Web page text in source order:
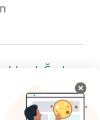
pestaña
nueva pestaña
en una nueva
se abre en
Česko
pestaña
nueva pestaña
en una nueva
se abre en
se
en una nueva